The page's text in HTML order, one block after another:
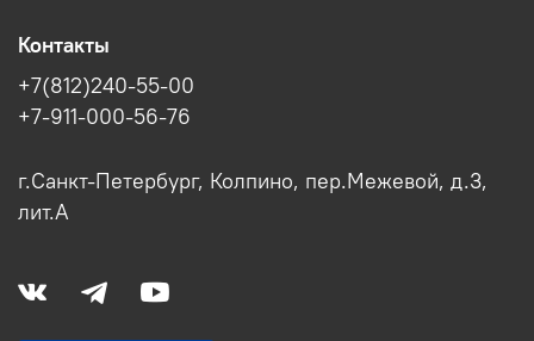
Контакты
+7(812)240-55-00
+7-911-000-56-76
г.Санкт-Петербург, Колпино, пер.Межевой, д.3,
лит.А